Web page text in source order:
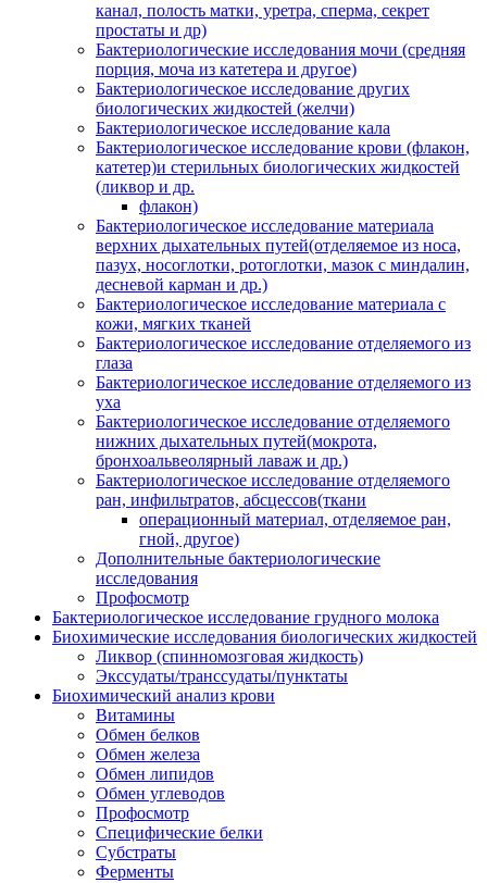
канал, полость матки, уретра, сперма, секрет
простаты и др)
Бактериологические исследования мочи (средняя
порция, моча из катетера и другое)
Бактериологическое исследование других
биологических жидкостей (желчи)
Бактериологическое исследование кала
Бактериологическое исследование крови (флакон,
катетер)и стерильных биологических жидкостей
(ликвор и др.
флакон)
Бактериологическое исследование материала
верхних дыхательных путей(отделяемое из носа,
пазух, носоглотки, ротоглотки, мазок с миндалин,
десневой карман и др.)
Бактериологическое исследование материала с
кожи, мягких тканей
Бактериологическое исследование отделяемого из
глаза
Бактериологическое исследование отделяемого из
уха
Бактериологическое исследование отделяемого
нижних дыхательных путей(мокрота,
бронхоальвеолярный лаваж и др.)
Бактериологическое исследование отделяемого
ран, инфильтратов, абсцессов(ткани
операционный материал, отделяемое ран,
гной, другое)
Дополнительные бактериологические
исследования
Профосмотр
Бактериологическое исследование грудного молока
Биохимические исследования биологических жидкостей
Ликвор (спинномозговая жидкость)
Экссудаты/транссудаты/пунктаты
Биохимический анализ крови
Витамины
Обмен белков
Обмен железа
Обмен липидов
Обмен углеводов
Профосмотр
Специфические белки
Субстраты
Ферменты